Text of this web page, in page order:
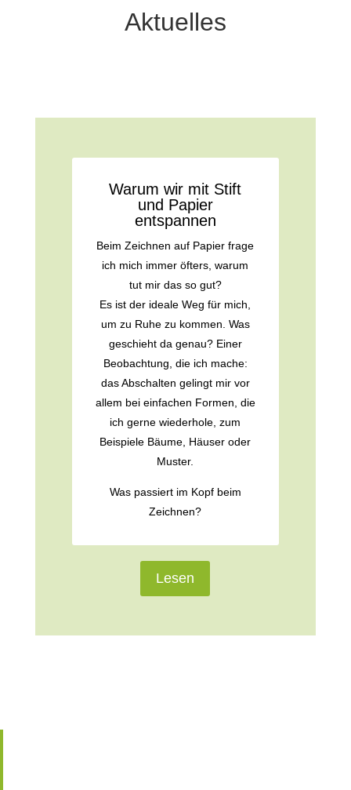
Aktuelles
Warum wir mit Stift
und Papier
entspannen
Beim Zeichnen auf Papier frage
ich mich immer öfters, warum
tut mir das so gut?
Es ist der ideale Weg für mich,
um zu Ruhe zu kommen. Was
geschieht da genau? Einer
Beobachtung, die ich mache:
das Abschalten gelingt mir vor
allem bei einfachen Formen, die
ich gerne wiederhole, zum
Beispiele Bäume, Häuser oder
Muster.
Was passiert im Kopf beim
Zeichnen?
Lesen